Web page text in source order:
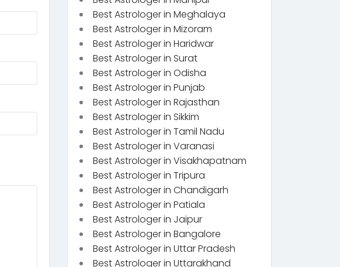
Best Astrologer in Meghalaya
Best Astrologer in Mizoram
Best Astrologer in Haridwar
Best Astrologer in Surat
Best Astrologer in Odisha
Best Astrologer in Punjab
Best Astrologer in Rajasthan
Best Astrologer in Sikkim
Best Astrologer in Tamil Nadu
Best Astrologer in Varanasi
Best Astrologer in Visakhapatnam
Best Astrologer in Tripura
Best Astrologer in Chandigarh
Best Astrologer in Patiala
Best Astrologer in Jaipur
Best Astrologer in Bangalore
Best Astrologer in Uttar Pradesh
Best Astrologer in Uttarakhand